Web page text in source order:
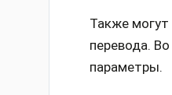
Также могут
перевода.
параметры.